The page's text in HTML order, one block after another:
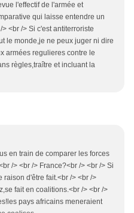
l'effectif de l'armée et
qui laisse entendre un
<br /> Si c'est antiterroriste
le monde,je ne peux juger ni dire
armées regulieres contre le
règles,traître et incluant la
en train de comparer les forces
/> <br /> France?<br /> <br /> Si
raison d'être fait.<br /> <br />
fait en coalitions.<br /> <br />
pays africains meneraient